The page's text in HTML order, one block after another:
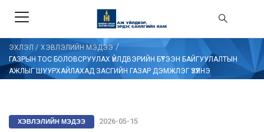
ЭХЛЭЛ / ХЭВЛЭЛИЙН МЭДЭЭ/
ГАЗРЫН ТОС БОЛОВСРУУЛАХ ҮЙЛДВЭРИЙН БҮТЭЭН БАЙГУУЛАЛТЫН
АЖЛЫГ ШУУРХАЙЛАХАД ЗАСГИЙН ГАЗАР ДЭМЖЛЭГ ҮЗҮҮЛНЭ
ХЭВЛЭЛИЙН МЭДЭЭ 2026-05-15